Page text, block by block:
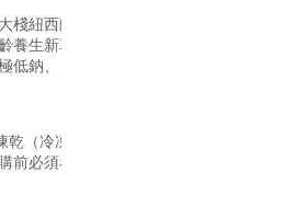
棧紐西蘭
養生新革
低鈉、零
（冷凍
前必須看